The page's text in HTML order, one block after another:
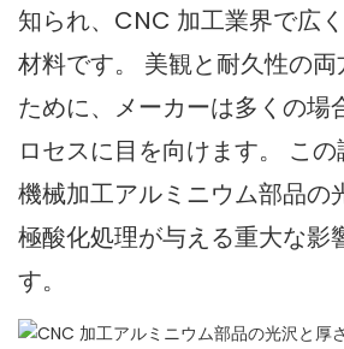
知られ、CNC 加工業界で広
材料です。 美観と耐久性の
ために、メーカーは多くの場
ロセスに目を向けます。 こ
機械加工アルミニウム部品の
極酸化処理が与える重大な影
す。